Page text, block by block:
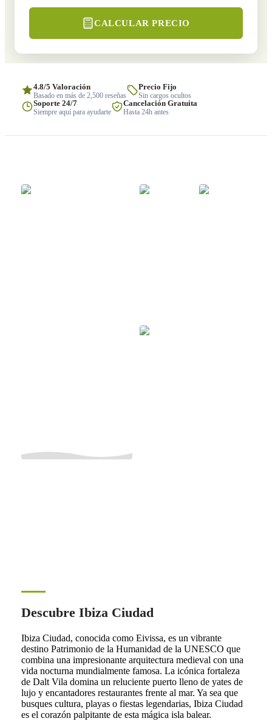
CALCULAR PRECIO
4.8/5 Valoración
Basado en más de 2,500 reseñas
Precio Fijo
Sin cargos ocultos
Soporte 24/7
Siempre aquí para ayudarte
Cancelación Gratuita
Hasta 24h antes
Descubre Ibiza Ciudad
Ibiza Ciudad, conocida como Eivissa, es un vibrante
destino Patrimonio de la Humanidad de la UNESCO que
combina una impresionante arquitectura medieval con una
vida nocturna mundialmente famosa. La icónica fortaleza
de Dalt Vila domina un reluciente puerto lleno de yates de
lujo y encantadores restaurantes frente al mar. Ya sea que
busques cultura, playas o fiestas legendarias, Ibiza Ciudad
es el corazón palpitante de esta mágica isla balear.